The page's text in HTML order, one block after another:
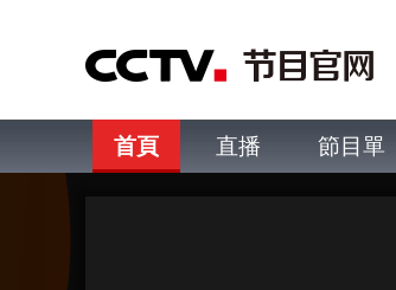
首頁 直播 節目單